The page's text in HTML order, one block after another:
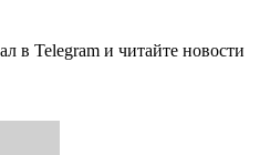
в Telegram и читайте новости